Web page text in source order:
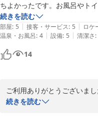
ちよかったです。お風呂やト
て気持ちよかったです。周り
ができました。調理器具や調
です。いつもホテルや旅館で
れました。田舎のおばあちゃ
でした。また利用させていた
続きを読む
部屋: 5 | 接客・サービス: 5 | ロケ
温泉・お風呂: 4 | 設備: 5 | 清潔さ:
14
ご利用ありがとうございま
ったです。今後も、お客様
続きを読む